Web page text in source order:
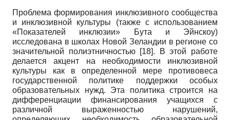
Проблема формирования инклюзивного сообщества
и инклюзивной культуры (также с использованием
«Показателей инклюзии» Бута и Эйнскоу)
исследована в школах Новой Зеландии в регионе со
значительной полиэтничностью [18]. В этой работе
делается акцент на необходимости инклюзивной
культуры как в определенной мере противовеса
государственной политике поддержки особых
образовательных нужд. Эта политика строится на
дифференциации финансирования учащихся с
различной выраженностью нарушений,